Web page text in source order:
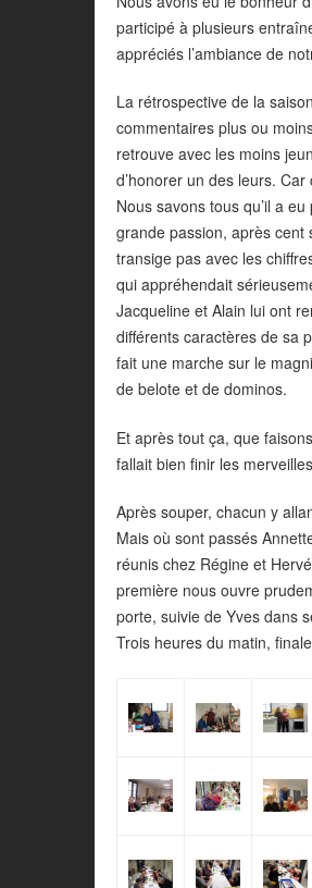
participé à plusieurs
appréciés l’ambiance de
La rétrospective de la
commentaires plus ou
retrouve avec les moins
d’honorer un des leurs.
Nous savons tous qu’il a
grande passion, après
transige pas avec les
qui appréhendait
Jacqueline et Alain lui ont
différents caractères de sa
fait une marche sur le
de belote et de dominos.
Et après tout ça, que
fallait bien finir les
Après souper, chacun y
Mais où sont passés
réunis chez Régine et
première nous ouvre
porte, suivie de Yves dans
Trois heures du matin,